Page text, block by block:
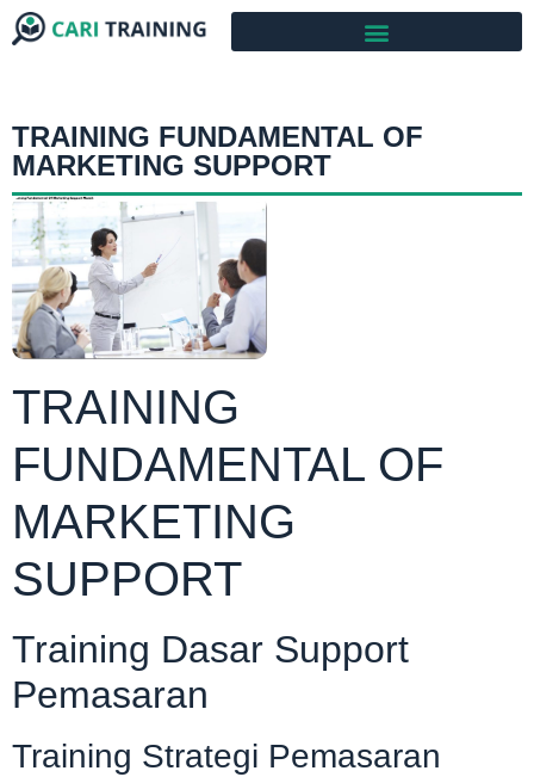
TRAINING FUNDAMENTAL OF
MARKETING SUPPORT
TRAINING
FUNDAMENTAL OF
MARKETING
SUPPORT
Training Dasar Support
Pemasaran
Training Strategi Pemasaran